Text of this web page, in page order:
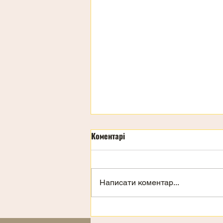
Коментарі
Написати коментар...